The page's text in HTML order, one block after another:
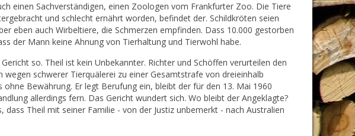
einen Sachverständigen, einen Zoologen vom Frankfurter Zoo. Die Tiere
und schlecht ernährt worden, befindet der. Schildkröten seien
eben auch Wirbeltiere, die Schmerzen empfinden. Dass 10.000 gestorben
der Mann keine Ahnung von Tierhaltung und Tierwohl habe.
so. Theil ist kein Unbekannter. Richter und Schöffen verurteilen den
schwerer Tierquälerei zu einer Gesamtstrafe von dreieinhalb
ohne Bewährung. Er legt Berufung ein, bleibt der für den 13. Mai 1960
allerdings fern. Das Gericht wundert sich. Wo bleibt der Angeklagte?
dass Theil mit seiner Familie - von der Justiz unbemerkt - nach Australien